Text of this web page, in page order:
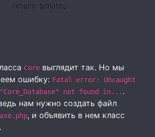
return $sPath;
Core выглядит так. Но мы
ошибку: Fatal error: Uncaught
not found in... .
нам нужно создать файл
, и объявить в нем класс
.